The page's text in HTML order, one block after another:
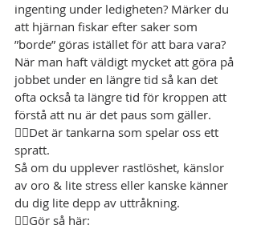
ingenting under ledigheten? Märker du
att hjärnan fiskar efter saker som
”borde” göras istället för att bara vara?
När man haft väldigt mycket att göra på
jobbet under en längre tid så kan det
ofta också ta längre tid för kroppen att
förstå att nu är det paus som gäller.
👉🏽Det är tankarna som spelar oss ett
spratt.
Så om du upplever rastlöshet, känslor
av oro & lite stress eller kanske känner
du dig lite depp av uttråkning.
👉🏽Gör så här: